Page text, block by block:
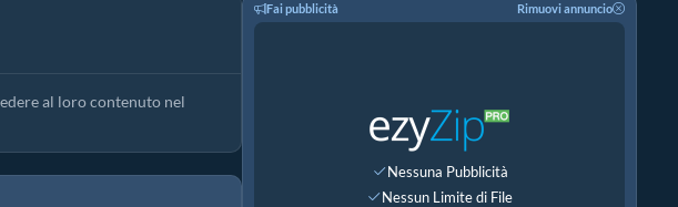
al loro contenuto nel
Fai pubblicità Rimuovi annuncio
Nessuna Pubblicità
Nessun Limite di File